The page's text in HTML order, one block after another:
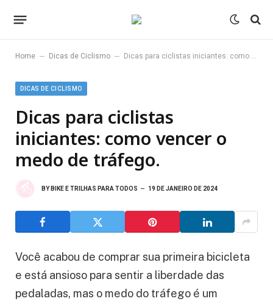
Home – Dicas de Ciclismo – Dicas para ciclistas iniciantes: como vencer o medo de tráfego.
DICAS DE CICLISMO
Dicas para ciclistas
iniciantes: como vencer o
medo de tráfego.
BY BIKE E TRILHAS PARA TODOS 19 DE JANEIRO DE 2024
Você acabou de comprar sua primeira bicicleta
e está ansioso para sentir a liberdade das
pedaladas, mas o medo do tráfego é um